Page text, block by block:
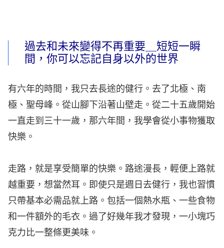
過去和未來變得不再重要＿短短一瞬
間，你可以忘記自身以外的世界
有六年的時間，我只去長途的健行。去了北極、南
極、聖母峰。從山腳下沿著山壁走。從二十五歲開始
一直走到三十一歲，那六年間，我學會從小事物獲取
快樂。
走路，就是享受簡單的快樂。路途漫長，輕便上路就
越重要，想當然耳。即使只是週日去健行，我也習慣
只帶基本必需品就上路。包括一個熱水瓶、一些食物
和一件額外的毛衣。過了好幾年我才發現，一小塊巧
克力比一整條更美味。